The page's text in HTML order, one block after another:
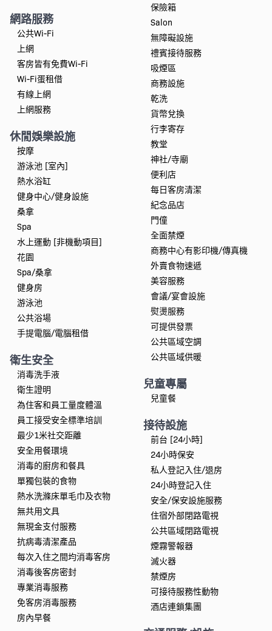
網路服務
公共Wi-Fi
上網
客房皆有免費Wi-Fi
Wi-Fi蛋租借
有線上網
上網服務
休閒娛樂設施
按摩
游泳池 [室內]
熱水浴缸
健身中心/健身設施
桑拿
Spa
水上運動 [非機動項目]
花園
Spa/桑拿
健身房
游泳池
公共浴場
手提電腦/電腦租借
衛生安全
消毒洗手液
衛生證明
為住客和員工量度體溫
員工接受安全標準培訓
最少1米社交距離
安全用餐環境
消毒的廚房和餐具
單獨包裝的食物
熱水洗滌床單毛巾及衣物
無共用文具
無現金支付服務
抗病毒清潔產品
每次入住之間均消毒客房
消毒後客房密封
專業消毒服務
免客房消毒服務
房內早餐
保險箱
Salon
無障礙設施
禮賓接待服務
吸煙區
商務設施
乾洗
貨幣兌換
行李寄存
教堂
神社/寺廟
便利店
每日客房清潔
紀念品店
門僮
全面禁煙
商務中心有影印機/傳真機
外賣食物速遞
美容服務
會議/宴會設施
熨燙服務
可提供發票
公共區域空調
公共區域供暖
兒童專屬
兒童餐
接待設施
前台 [24小時]
24小時保安
私人登記入住/退房
24小時登記入住
安全/保安設施服務
住宿外部閉路電視
公共區域閉路電視
煙霧警報器
滅火器
禁煙房
可接待服務性動物
酒店連鎖集團